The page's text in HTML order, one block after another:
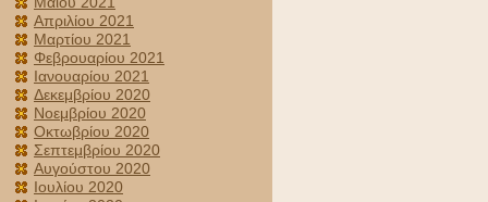
Απριλίου 2021
Μαρτίου 2021
Φεβρουαρίου 2021
Ιανουαρίου 2021
Δεκεμβρίου 2020
Νοεμβρίου 2020
Οκτωβρίου 2020
Σεπτεμβρίου 2020
Αυγούστου 2020
Ιουλίου 2020